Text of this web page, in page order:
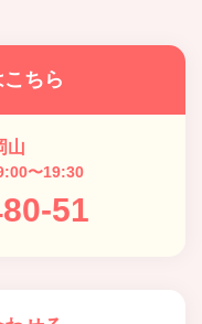
ちら
山
〜19:30
51